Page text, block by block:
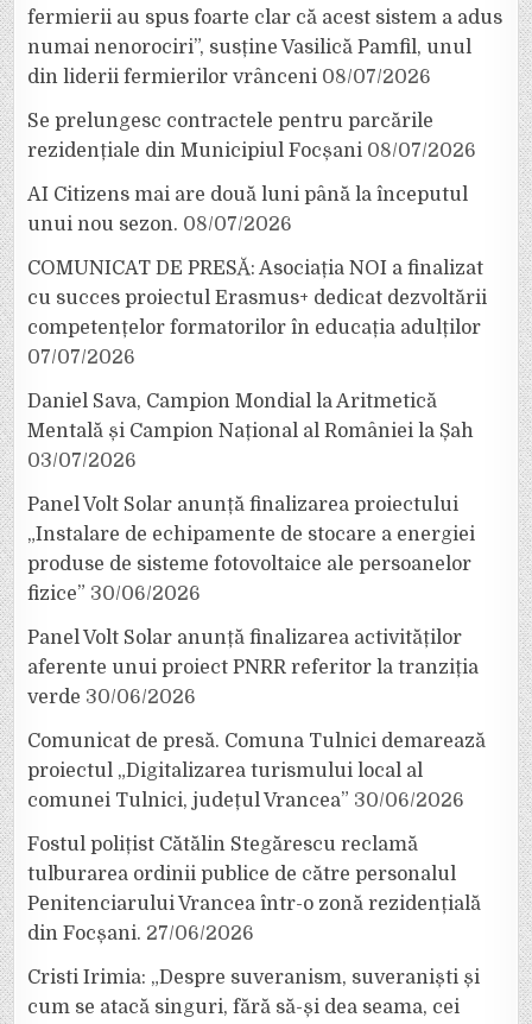
fermierii au spus foarte clar că acest sistem a adus
numai nenorociri”, susține Vasilică Pamfil, unul
din liderii fermierilor vrânceni 08/07/2026
Se prelungesc contractele pentru parcările
rezidențiale din Municipiul Focșani 08/07/2026
AI Citizens mai are două luni până la începutul
unui nou sezon. 08/07/2026
COMUNICAT DE PRESĂ: Asociația NOI a finalizat
cu succes proiectul Erasmus+ dedicat dezvoltării
competențelor formatorilor în educația adulților
07/07/2026
Daniel Sava, Campion Mondial la Aritmetică
Mentală și Campion Național al României la Șah
03/07/2026
Panel Volt Solar anunță finalizarea proiectului
„Instalare de echipamente de stocare a energiei
produse de sisteme fotovoltaice ale persoanelor
fizice” 30/06/2026
Panel Volt Solar anunță finalizarea activităților
aferente unui proiect PNRR referitor la tranziția
verde 30/06/2026
Comunicat de presă. Comuna Tulnici demarează
proiectul „Digitalizarea turismului local al
comunei Tulnici, județul Vrancea” 30/06/2026
Fostul polițist Cătălin Stegărescu reclamă
tulburarea ordinii publice de către personalul
Penitenciarului Vrancea într-o zonă rezidențială
din Focșani. 27/06/2026
Cristi Irimia: „Despre suveranism, suveraniști și
cum se atacă singuri, fără să-și dea seama, cei